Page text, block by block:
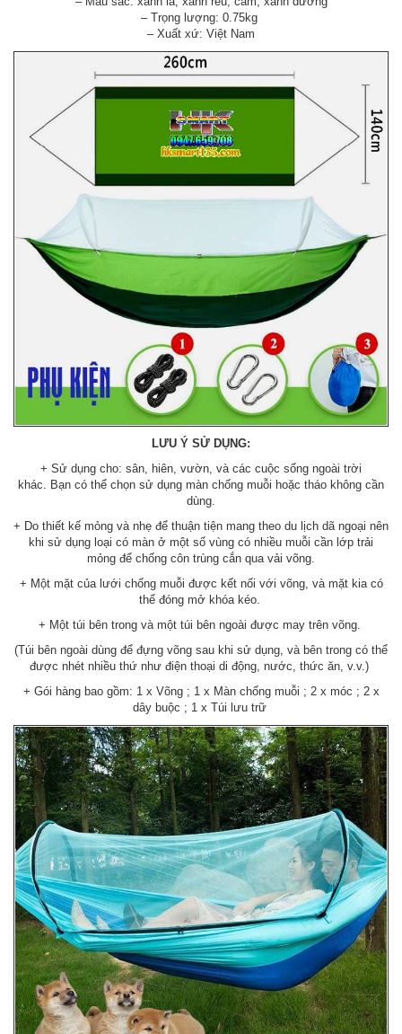
– Trọng lượng: 0.75kg
– Xuất xứ: Việt Nam
LƯU Ý SỬ DỤNG:
+ Sử dụng cho: sân, hiên, vườn, và các cuộc sống ngoài trời
khác. Bạn có thể chọn sử dụng màn chống muỗi hoặc tháo không cần
dùng.
+ Do thiết kế mỏng và nhẹ để thuận tiện mang theo du lịch dã ngoại nên
khi sử dụng loại có màn ở một số vùng có nhiều muỗi cần lớp trải
mỏng để chống côn trùng cắn qua vải võng.
+ Một mặt của lưới chống muỗi được kết nối với võng, và mặt kia có
thể đóng mở khóa kéo.
+ Một túi bên trong và một túi bên ngoài được may trên võng.
(Túi bên ngoài dùng để đựng võng sau khi sử dụng, và bên trong có thể
được nhét nhiều thứ như điện thoại di động, nước, thức ăn, v.v.)
+ Gói hàng bao gồm: 1 x Võng ; 1 x Màn chống muỗi ; 2 x móc ; 2 x
dây buộc ; 1 x Túi lưu trữ